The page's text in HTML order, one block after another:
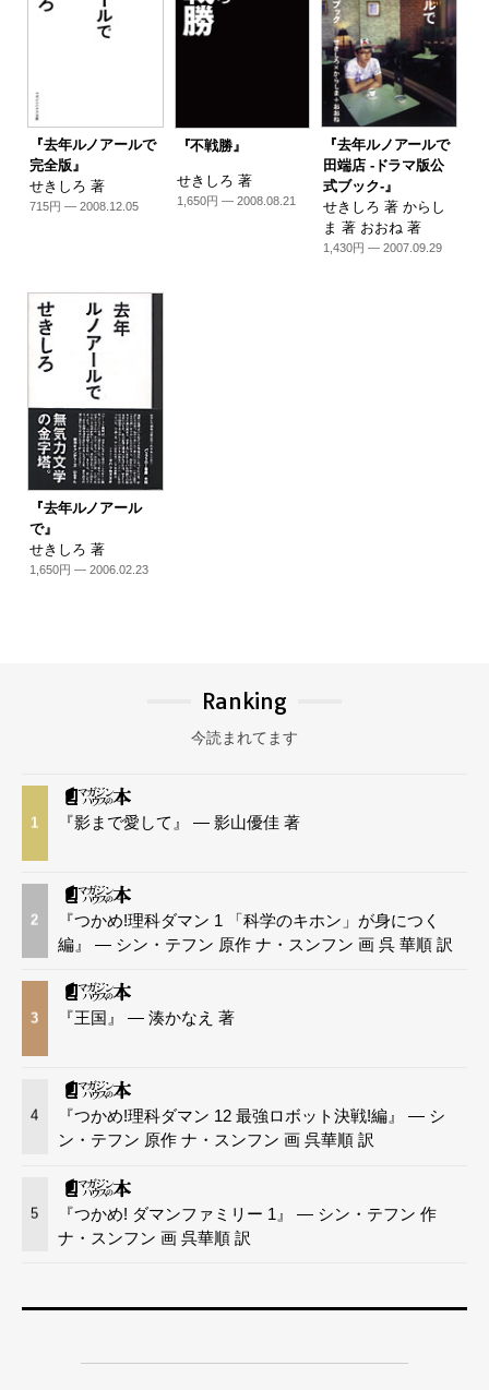
『去年ルノアールで
完全版』
せきしろ 著
715円 — 2008.12.05
『不戦勝』
せきしろ 著
1,650円 — 2008.08.21
『去年ルノアールで
田端店 -ドラマ版公
式ブック-』
せきしろ 著 からし
ま 著 おおね 著
1,430円 — 2007.09.29
『去年ルノアール
で』
せきしろ 著
1,650円 — 2006.02.23
Ranking
今読まれてます
1 『影まで愛して』 — 影山優佳 著
2
『つかめ!理科ダマン 1 「科学のキホン」が身につく
編』 — シン・テフン 原作 ナ・スンフン 画 呉 華順 訳
3 『王国』 — 湊かなえ 著
4
『つかめ!理科ダマン 12 最強ロボット決戦!編』 — シ
ン・テフン 原作 ナ・スンフン 画 呉華順 訳
5
『つかめ! ダマンファミリー 1』 — シン・テフン 作
ナ・スンフン 画 呉華順 訳